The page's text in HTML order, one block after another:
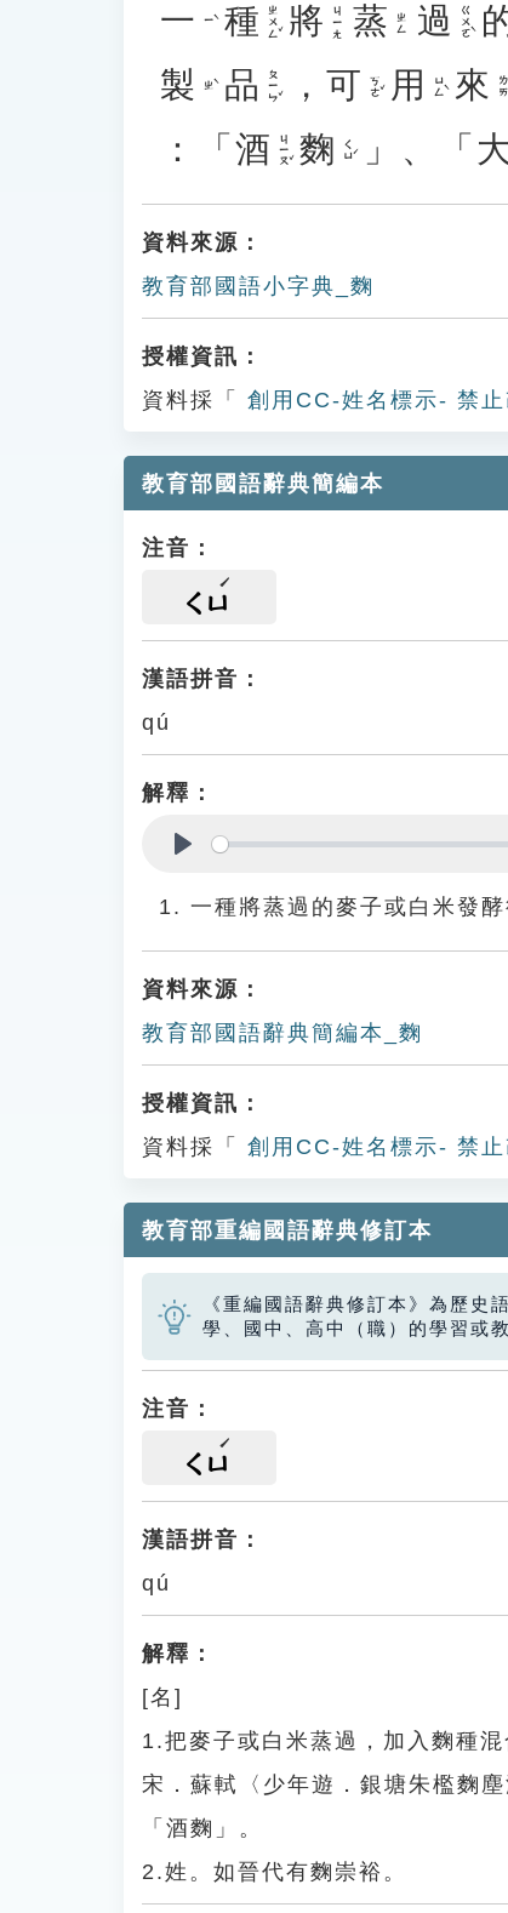
一 ㄧˋ 種 ㄓㄨㄥˇ 將 ㄐㄧㄤ 蒸 ㄓㄥ 過 ㄍㄨㄛˋ
製 ㄓˋ 品 ㄆㄧㄣˇ ， 可 ㄎㄜˇ 用 ㄩㄥˋ 來 ㄌㄞˊ
：「 酒 ㄐㄧㄡˇ 麴 ㄑㄩˊ 」、「
資料來源：
教育部國語小字典_麴
授權資訊：
資料採「
創用CC-姓名標示- 禁
教育部國語辭典簡編本
注音：
ㄑㄩ
漢語拼音：
qú
解釋：
一種將蒸過的麥子或白米發
資料來源：
教育部國語辭典簡編本_麴
授權資訊：
資料採「
創用CC-姓名標示- 禁
教育部重編國語辭典修訂本
《重編國語辭典修訂本》為歷史
學、國中、高中（職）的學習或
注音：
ㄑㄩ
漢語拼音：
qú
解釋：
[名]
1.把麥子或白米蒸過，加入麴種
宋．蘇軾〈少年遊．銀塘朱檻麴
「酒麴」。
2.姓。如晉代有麴崇裕。